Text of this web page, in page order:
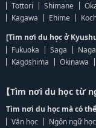
Tottori
Shimane
Kagawa
Ehime
[Tìm nơi du học ở
Fukuoka
Saga
Kagoshima
Okinawa
【Tìm nơi du học từ
Tìm nơi du học mà có
Văn học
Ngôn ngữ học